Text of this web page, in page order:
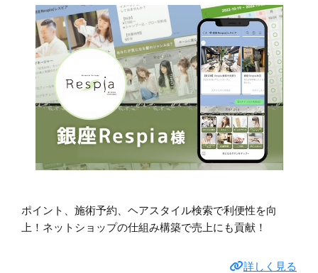
ポイント、施術予約、ヘアスタイル検索で利便性を向
上！ネットショップの仕組み構築で売上にも貢献！
詳しく見る